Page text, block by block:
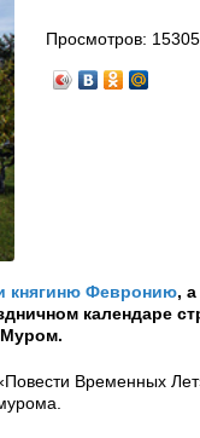
Просмотров: 15305
княгиню Февронию,
календаре
Временных